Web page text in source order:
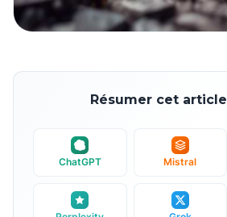
Résumer cet article
ChatGPT Mistral